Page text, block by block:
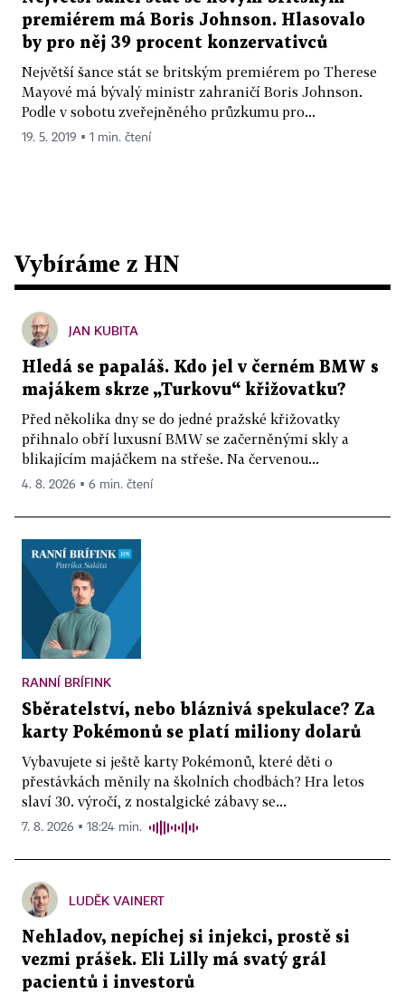
premiérem má Boris Johnson. Hlasovalo
by pro něj 39 procent konzervativců
Největší šance stát se britským premiérem po Therese
Mayové má bývalý ministr zahraničí Boris Johnson.
Podle v sobotu zveřejněného průzkumu pro...
19. 5. 2019 ▪ 1 min. čtení
Vybíráme z HN
JAN KUBITA
Hledá se papaláš. Kdo jel v černém BMW s
majákem skrze „Turkovu“ křižovatku?
Před několika dny se do jedné pražské křižovatky
přihnalo obří luxusní BMW se začerněnými skly a
blikajícím majáčkem na střeše. Na červenou...
4. 8. 2026 ▪ 6 min. čtení
RANNÍ BRÍFINK
Sběratelství, nebo bláznivá spekulace? Za
karty Pokémonů se platí miliony dolarů
Vybavujete si ještě karty Pokémonů, které děti o
přestávkách měnily na školních chodbách? Hra letos
slaví 30. výročí, z nostalgické zábavy se...
7. 8. 2026 ▪ 18:24 min.
LUDĚK VAINERT
Nehladov, nepíchej si injekci, prostě si
vezmi prášek. Eli Lilly má svatý grál
pacientů i investorů